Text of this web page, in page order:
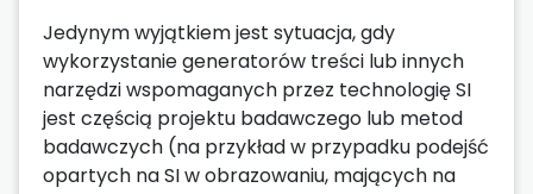
Jedynym wyjątkiem jest sytuacja, gdy
wykorzystanie generatorów treści lub innych
narzędzi wspomaganych przez technologię SI
jest częścią projektu badawczego lub metod
badawczych (na przykład w przypadku podejść
opartych na SI w obrazowaniu, mających na